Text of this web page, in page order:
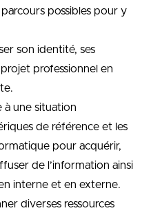
possibles pour y
son identité, ses
professionnel en
à une situation
de référence et les
pour acquérir,
de l’information ainsi
interne et en externe.
diverses ressources